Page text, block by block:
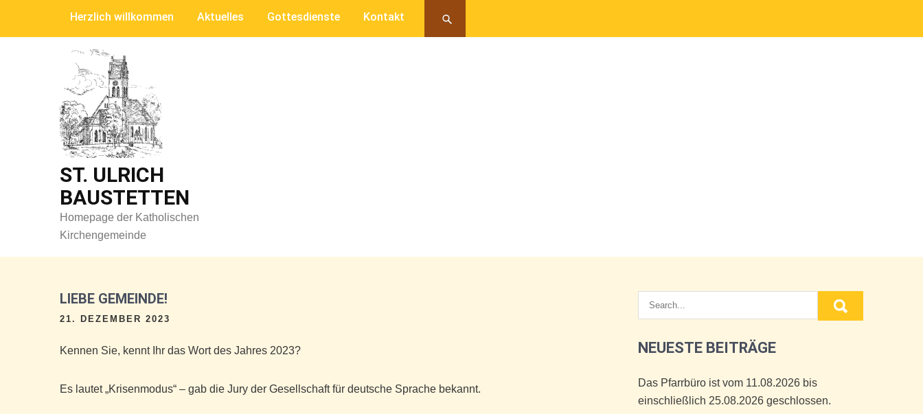
Herzlich willkommen Aktuelles Gottesdienste Kontakt
ST. ULRICH
BAUSTETTEN
Homepage der Katholischen
Kirchengemeinde
LIEBE GEMEINDE!
21. DEZEMBER 2023
Kennen Sie, kennt Ihr das Wort des Jahres 2023?
Es lautet „Krisenmodus“ – gab die Jury der Gesellschaft für deutsche Sprache bekannt.
NEUESTE BEITRÄGE
Das Pfarrbüro ist vom 11.08.2026 bis
einschließlich 25.08.2026 geschlossen.